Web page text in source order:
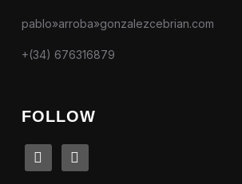
pablo»arroba»gonzalezcebrian.com
+(34) 676316879
FOLLOW
linkedin instagram